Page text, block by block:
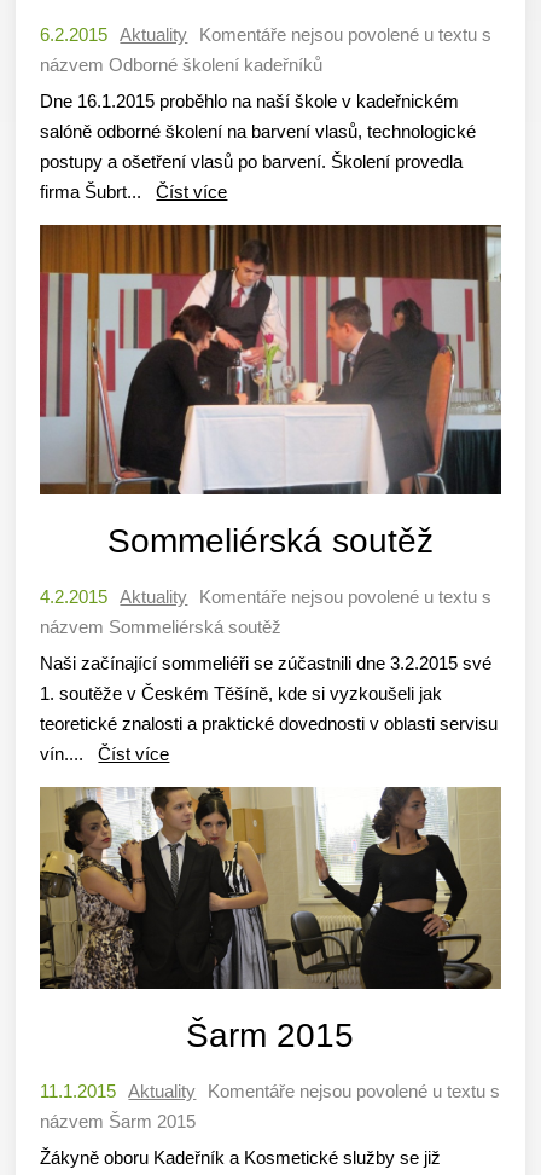
6.2.2015 Aktuality Komentáře nejsou povolené u textu s
názvem Odborné školení kadeřníků
Dne 16.1.2015 proběhlo na naší škole v kadeřnickém
salóně odborné školení na barvení vlasů, technologické
postupy a ošetření vlasů po barvení. Školení provedla
firma Šubrt...Číst více
Sommeliérská soutěž
4.2.2015 Aktuality Komentáře nejsou povolené u textu s
názvem Sommeliérská soutěž
Naši začínající sommeliéři se zúčastnili dne 3.2.2015 své
1. soutěže v Českém Těšíně, kde si vyzkoušeli jak
teoretické znalosti a praktické dovednosti v oblasti servisu
vín....Číst více
Šarm 2015
11.1.2015 Aktuality Komentáře nejsou povolené u textu s
názvem Šarm 2015
Žákyně oboru Kadeřník a Kosmetické služby se již